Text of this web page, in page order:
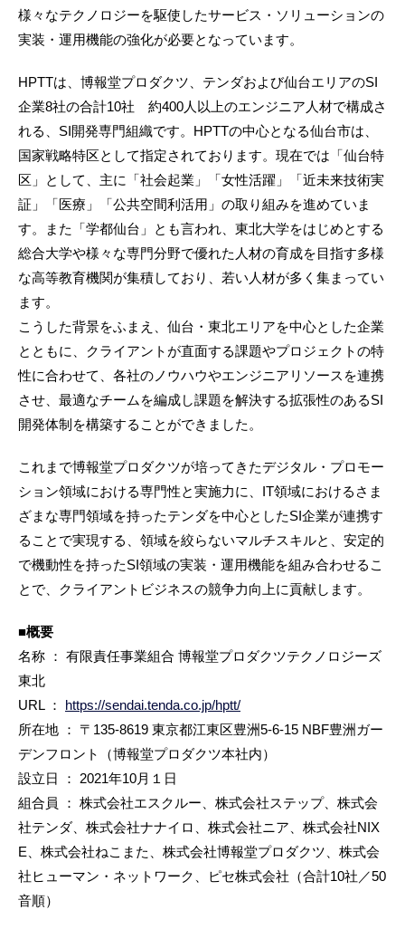
様々なテクノロジーを駆使したサービス・ソリューションの
実装・運用機能の強化が必要となっています。
HPTTは、博報堂プロダクツ、テンダおよび仙台エリアのSI
企業8社の合計10社 約400人以上のエンジニア人材で構成さ
れる、SI開発専門組織です。HPTTの中心となる仙台市は、
国家戦略特区として指定されております。現在では「仙台特
区」として、主に「社会起業」「女性活躍」「近未来技術実
証」「医療」「公共空間利活用」の取り組みを進めていま
す。また「学都仙台」とも言われ、東北大学をはじめとする
総合大学や様々な専門分野で優れた人材の育成を目指す多様
な高等教育機関が集積しており、若い人材が多く集まってい
ます。
こうした背景をふまえ、仙台・東北エリアを中心とした企業
とともに、クライアントが直面する課題やプロジェクトの特
性に合わせて、各社のノウハウやエンジニアリソースを連携
させ、最適なチームを編成し課題を解決する拡張性のあるSI
開発体制を構築することができました。
これまで博報堂プロダクツが培ってきたデジタル・プロモー
ション領域における専門性と実施力に、IT領域におけるさま
ざまな専門領域を持ったテンダを中心としたSI企業が連携す
ることで実現する、領域を絞らないマルチスキルと、安定的
で機動性を持ったSI領域の実装・運用機能を組み合わせるこ
とで、クライアントビジネスの競争力向上に貢献します。
■概要
名称 ： 有限責任事業組合 博報堂プロダクツテクノロジーズ
東北
URL ：
https://sendai.tenda.co.jp/hptt/
所在地 ： 〒135-8619 東京都江東区豊洲5-6-15 NBF豊洲ガー
デンフロント（博報堂プロダクツ本社内）
設立日 ： 2021年10月１日
組合員 ： 株式会社エスクルー、株式会社ステップ、株式会
社テンダ、株式会社ナナイロ、株式会社ニア、株式会社NIX
E、株式会社ねこまた、株式会社博報堂プロダクツ、株式会
社ヒューマン・ネットワーク、ピセ株式会社（合計10社／50
音順）